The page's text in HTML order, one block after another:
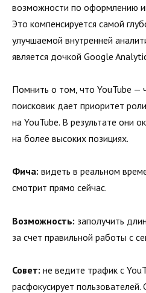
возможности по оформлению
Это компенсируется самой
улучшаемой внутренней
является дочкой Google
Помнить о том, что YouTube —
поисковик дает приоритет
на YouTube. В результате они
на более высоких позициях.
Фича: видеть в реальном
смотрит прямо сейчас.
Возможность: заполучить
за счет правильной работы с
Совет: не ведите трафик с
расфокусирует